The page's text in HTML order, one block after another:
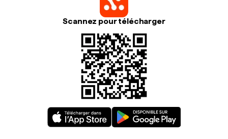
Scannez pour télécharger